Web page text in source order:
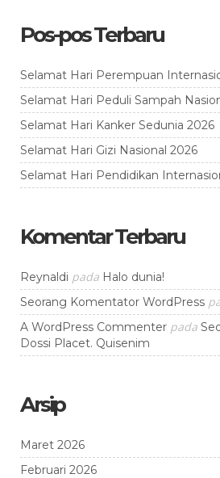
Pos-pos Terbaru
Selamat Hari Perempuan
Selamat Hari Peduli Sampah
Selamat Hari Kanker Sedunia 2026
Selamat Hari Gizi Nasional 2026
Selamat Hari Pendidikan
Komentar Terbaru
Reynaldi pada Halo dunia!
Seorang Komentator WordPress
A WordPress Commenter pada
Dossi Placet. Quisenim
Arsip
Maret 2026
Februari 2026